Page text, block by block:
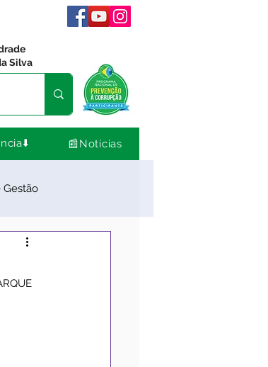
Silva
📰Notícias
Gestão